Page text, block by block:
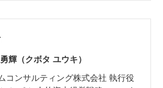
輝（クボタ ユウキ）
コンサルティング株式会社 執行役